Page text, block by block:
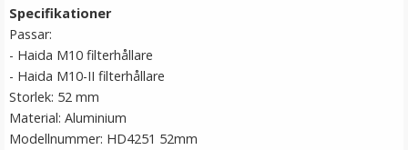
Step Up Ring 77-82mm - Gör filtergängan större
Specifikationer
Passar:
- Haida M10 filterhållare
- Haida M10-II filterhållare
Storlek: 52 mm
Material: Aluminium
Modellnummer: HD4251 52mm